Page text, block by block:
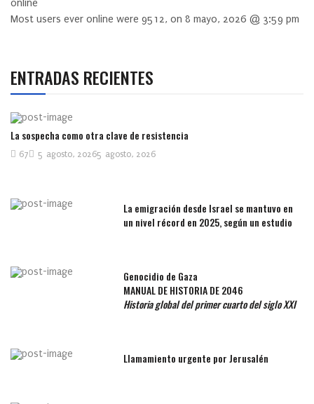
online
Most users ever online were 9512, on 8 mayo, 2026 @ 3:59 pm
ENTRADAS RECIENTES
La sospecha como otra clave de resistencia
5 agosto, 20265 agosto, 2026
67
La emigración desde Israel se mantuvo en
un nivel récord en 2025, según un estudio
Genocidio de Gaza
MANUAL DE HISTORIA DE 2046
Historia global del primer cuarto del siglo XXI
Llamamiento urgente por Jerusalén